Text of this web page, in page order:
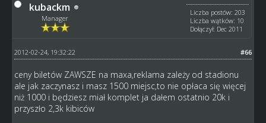
kubackm
Manager
Liczba postów: 203
Liczba wątków: 10
Dołączył: Dec 2011
#66
2012-02-24, 19:32:22
ceny biletów ZAWSZE na maxa,reklama zależy od stadionu
ale jak zaczynasz i masz 1500 miejsc,to nie opłaca się więcej
niż 1000 i będziesz miał komplet ja dałem ostatnio 20k i
przyszło 2,3k kibiców